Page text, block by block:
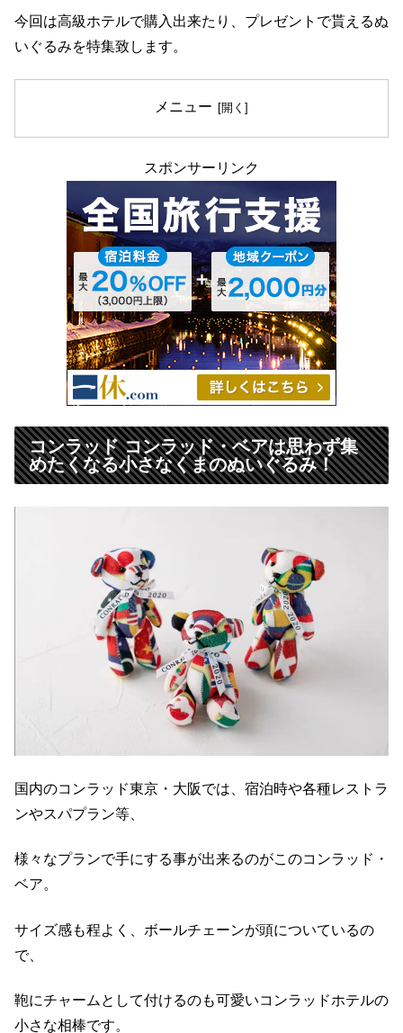
今回は高級ホテルで購入出来たり、プレゼントで貰えるぬ
いぐるみを特集致します。
メニュー
スポンサーリンク
コンラッド コンラッド・ベアは思わず集
めたくなる小さなくまのぬいぐるみ！
国内のコンラッド東京・大阪では、宿泊時や各種レストラ
ンやスパプラン等、
様々なプランで手にする事が出来るのがこのコンラッド・
ベア。
サイズ感も程よく、ボールチェーンが頭についているの
で、
鞄にチャームとして付けるのも可愛いコンラッドホテルの
小さな相棒です。